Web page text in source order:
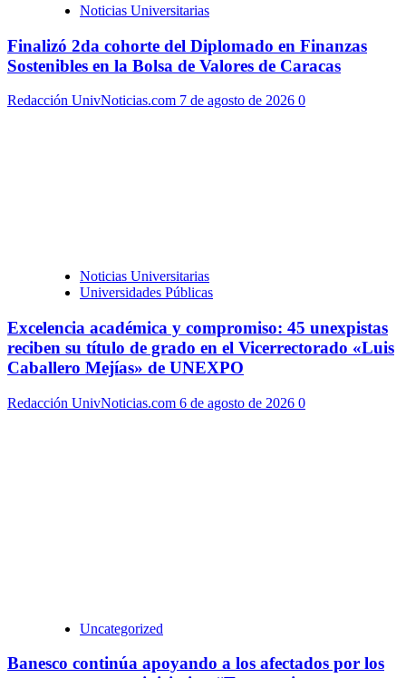
Noticias Universitarias
Finalizó 2da cohorte del Diplomado en Finanzas
Sostenibles en la Bolsa de Valores de Caracas
Redacción UnivNoticias.com 7 de agosto de 2026 0
Noticias Universitarias
Universidades Públicas
Excelencia académica y compromiso: 45 unexpistas
reciben su título de grado en el Vicerrectorado «Luis
Caballero Mejías» de UNEXPO
Redacción UnivNoticias.com 6 de agosto de 2026 0
Uncategorized
Banesco continúa apoyando a los afectados por los